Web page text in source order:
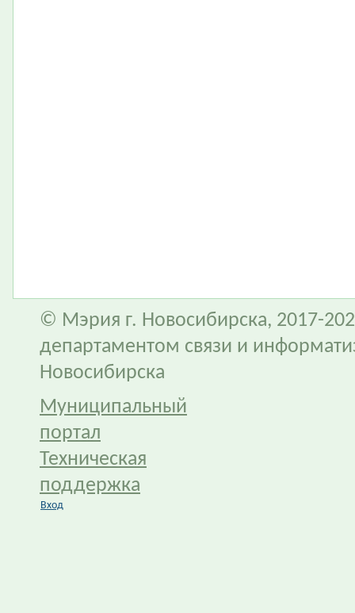
© Мэрия г. Новосибирска, 2017-
департаментом связи и
Новосибирска
Муниципальный
портал
Техническая
поддержка
Вход